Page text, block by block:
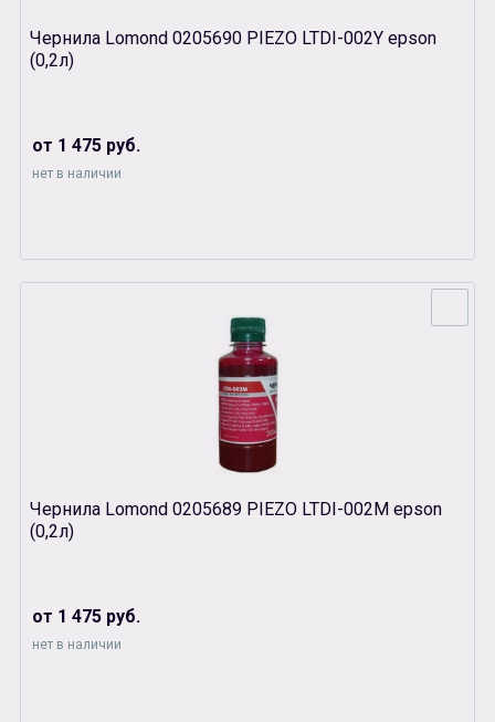
Чернила Lomond 0205690 PIEZO LTDI-002Y epson
(0,2л)
от 1 475 руб.
нет в наличии
Чернила Lomond 0205689 PIEZO LTDI-002М epson
(0,2л)
от 1 475 руб.
нет в наличии